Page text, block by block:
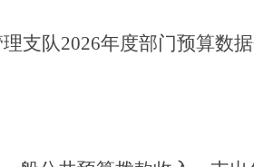
支队2026年度部门预算数